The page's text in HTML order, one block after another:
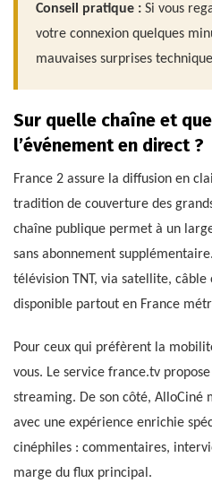
Conseil pratique : Si vous
votre connexion quelques
mauvaises surprises
Sur quelle chaîne et
l’événement en direct ?
France 2 assure la diffusion en
tradition de couverture des
chaîne publique permet à un
sans abonnement
télévision TNT, via satellite,
disponible partout en France
Pour ceux qui préfèrent la
vous. Le service france.tv
streaming. De son côté, AlloCiné
avec une expérience enrichie
cinéphiles : commentaires,
marge du flux principal.